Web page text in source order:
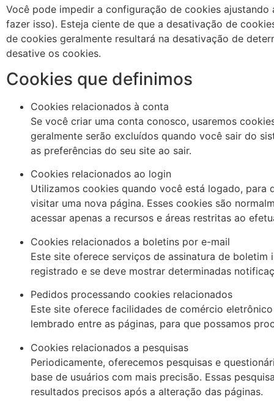
Você pode impedir a configuração de cookies
fazer isso). Esteja ciente de que a desativação de
de cookies geralmente resultará na desativação de
desative os cookies.
Cookies que definimos
Cookies relacionados à conta
Se você criar uma conta conosco, usaremos
geralmente serão excluídos quando você sair do
as preferências do seu site ao sair.
Cookies relacionados ao login
Utilizamos cookies quando você está logado, para
visitar uma nova página. Esses cookies são
acessar apenas a recursos e áreas restritas ao
Cookies relacionados a boletins por e-mail
Este site oferece serviços de assinatura de
registrado e se deve mostrar determinadas
Pedidos processando cookies relacionados
Este site oferece facilidades de comércio
lembrado entre as páginas, para que possamos
Cookies relacionados a pesquisas
Periodicamente, oferecemos pesquisas e
base de usuários com mais precisão. Essas
resultados precisos após a alteração das páginas.